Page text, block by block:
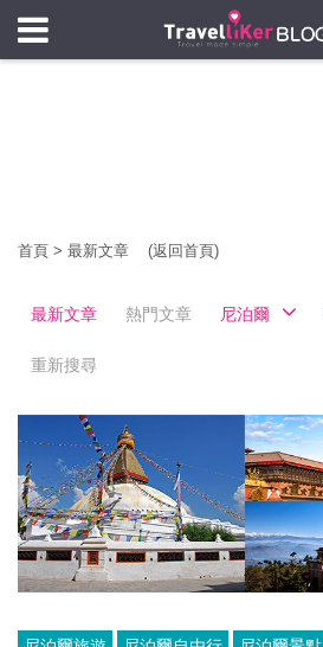
首頁 > 最新文章 (返回首頁)
最新文章 熱門文章 尼泊爾
重新搜尋